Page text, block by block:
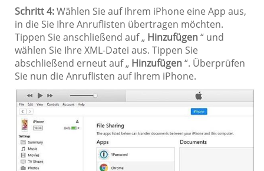
Schritt 4:Wählen Sie auf Ihrem iPhone eine App aus,
in die Sie Ihre Anruflisten übertragen möchten.
Tippen Sie anschließend auf „ Hinzufügen“ und
wählen Sie Ihre XML-Datei aus. Tippen Sie
abschließend erneut auf „ Hinzufügen“. Überprüfen
Sie nun die Anruflisten auf Ihrem iPhone.